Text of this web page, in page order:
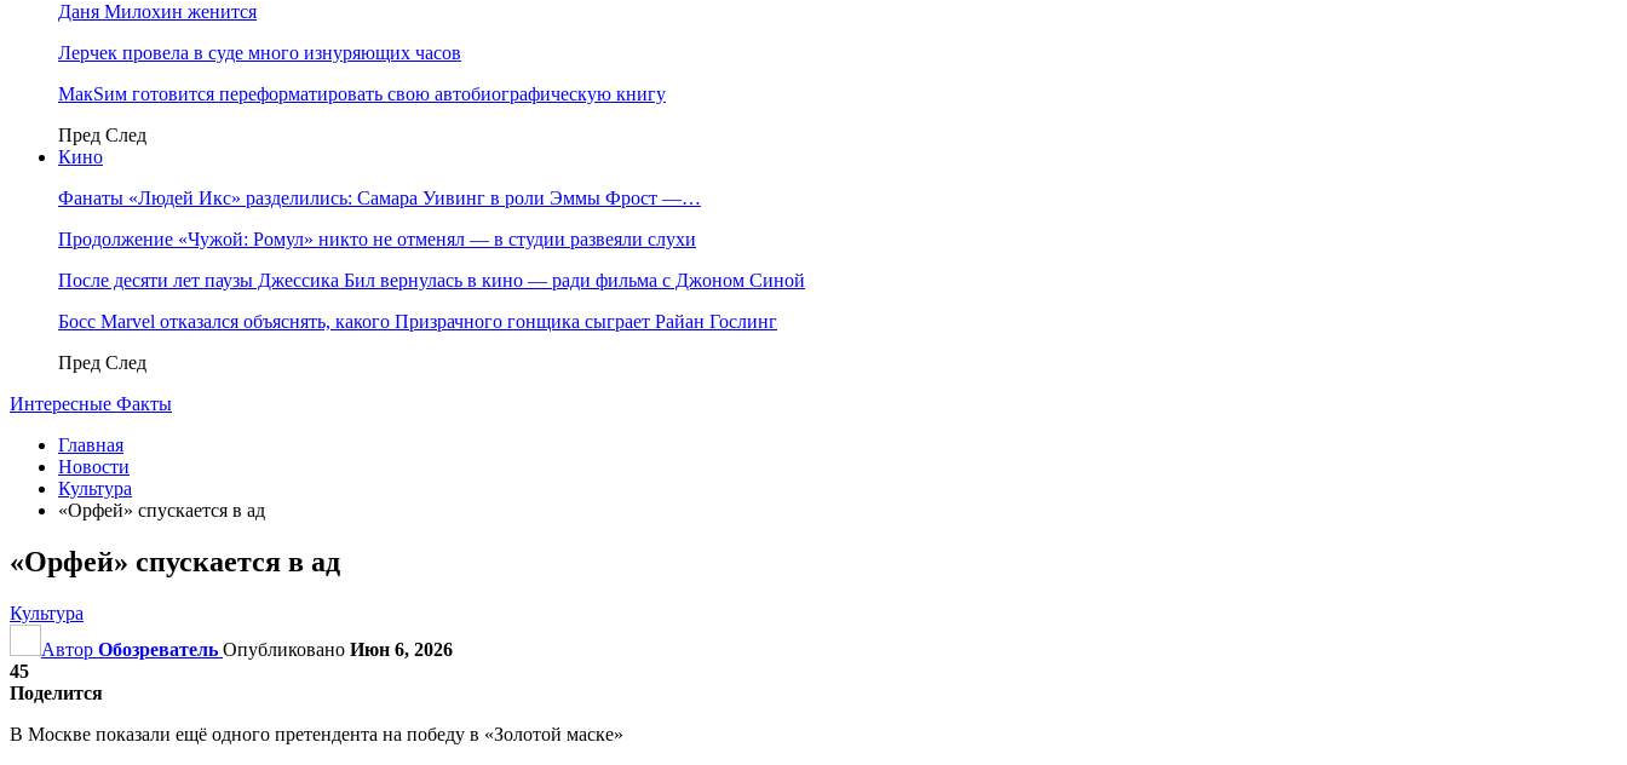
Даня Милохин женится
Лерчек провела в суде много изнуряющих часов
МакSим готовится переформатировать свою автобиографическую книгу
Пред След
Кино
Фанаты «Людей Икс» разделились: Самара Уивинг в роли Эммы Фрост —…
Продолжение «Чужой: Ромул» никто не отменял — в студии развеяли слухи
После десяти лет паузы Джессика Бил вернулась в кино — ради фильма с Джоном Синой
Босс Marvel отказался объяснять, какого Призрачного гонщика сыграет Райан Гослинг
Пред След
Интересные Факты
Главная
Новости
Культура
«Орфей» спускается в ад
«Орфей» спускается в ад
Культура
Автор Обозреватель Опубликовано Июн 6, 2026
45
Поделится
В Москве показали ещё одного претендента на победу в «Золотой маске»